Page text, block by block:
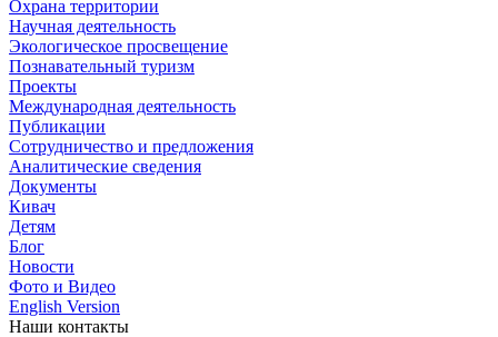
Охрана территории
Научная деятельность
Экологическое просвещение
Познавательный туризм
Проекты
Международная деятельность
Публикации
Сотрудничество и предложения
Аналитические сведения
Документы
Кивач
Детям
Блог
Новости
Фото и Видео
English Version
Наши контакты